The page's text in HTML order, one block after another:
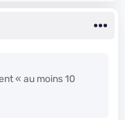
« au moins 10